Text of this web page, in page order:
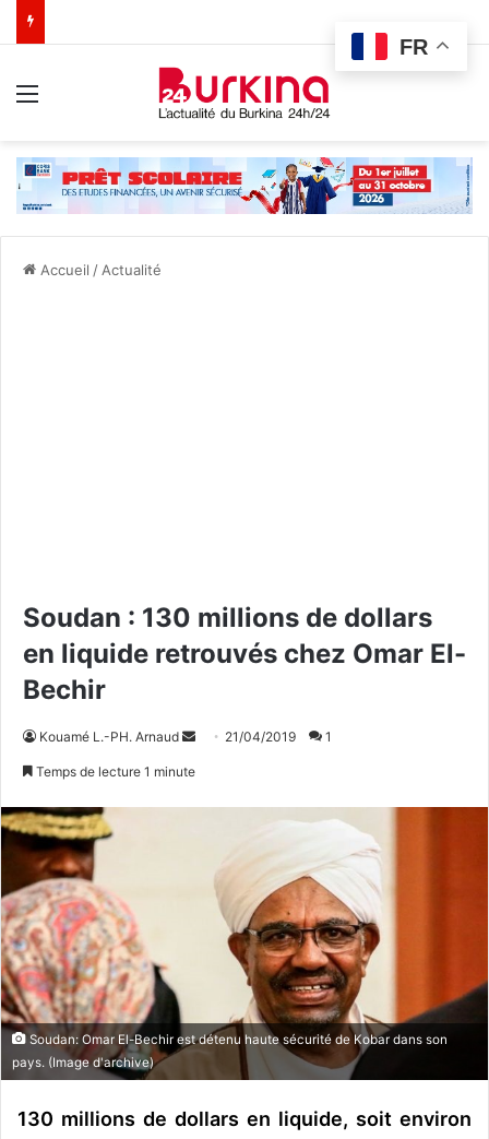
Accueil / Actualité
Soudan : 130 millions de dollars
en liquide retrouvés chez Omar El-
Bechir
Kouamé L.-PH. Arnaud
u
r
e
21/04/2019 1
Temps de lecture 1 minute
Soudan: Omar El-Bechir est détenu haute sécurité de Kobar dans son
pays. (Image d'archive)
130 millions de dollars en liquide, soit environ
FR